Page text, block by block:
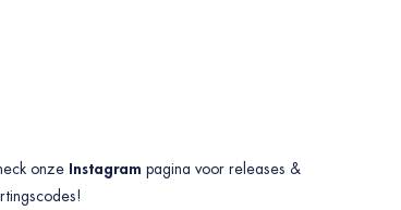
onze Instagram pagina voor releases &